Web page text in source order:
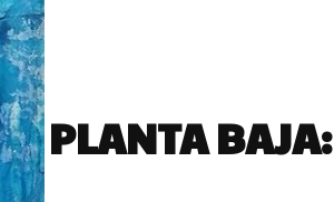
PLANTA BAJA: